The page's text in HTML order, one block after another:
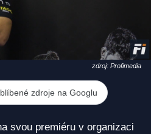
zdroj: Profimedia
zdroje na Googlu
svou premiéru v organizaci